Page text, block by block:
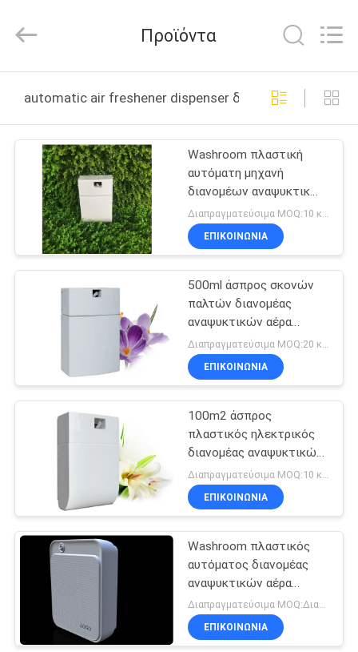
ΠΡΟΪΌΝΤΑ
ΠΕΡΊΠΟΥ
ΕΜΕΊΣ
ΓΎΡΟΣ
ΕΡΓΟΣΤΑΣΊΩΝ
ΈΛΕΓΧΟΣ
ΕΛΆΤΕ
ΕΠΑΦΉ
ΜΕ
ΖΗΤΉΣΤΕ
ΈΝΑ
ΑΠΌΣΠΑΣΜΑ
Reserved.
Προϊόντα
automatic air freshener dispenser διαδικτυακή
Washroom πλαστική
αυτόματη μηχανή
διανομέων αναψυκτικών
αέρα με τον ανεμιστήρα
χρονομέτρων και
εσωτερικών
Διαπραγματεύσιμα MOQ:10 κομμάτια
ΕΠΙΚΟΙΝΩΝΊΑ
500ml άσπρος σκονών
παλτών διανομέας
αναψυκτικών αέρα
μετάλλων αυτόματος
κατασκευή-στον
ανεμιστήρα και άρωμα
ΕΠΙΚΟΙΝΩΝΊΑ
100m2 άσπρος
πλαστικός ηλεκτρικός
διανομέας αναψυκτικών
αέρα δωματίων με τη
ρύθμιση εργάσιμης μέρας
ΕΠΙΚΟΙΝΩΝΊΑ
Washroom πλαστικός
αυτόματος διανομέας
αναψυκτικών αέρα
μπαταριών με το
χρονόμετρο
Διαπραγματεύσιμα MOQ:Διαπραγματεύσιμος
ΕΠΙΚΟΙΝΩΝΊΑ